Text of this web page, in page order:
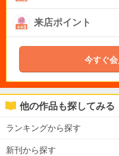
来店ポイント
今すぐ
他の作品も探してみる
ランキングから探す
新刊から探す